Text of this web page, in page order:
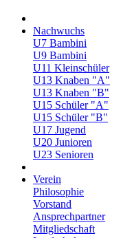
Nachwuchs
U7 Bambini
U9 Bambini
U11 Kleinschüler
U13 Knaben "A"
U13 Knaben "B"
U15 Schüler "A"
U15 Schüler "B"
U17 Jugend
U20 Junioren
U23 Senioren
Verein
Philosophie
Vorstand
Ansprechpartner
Mitgliedschaft